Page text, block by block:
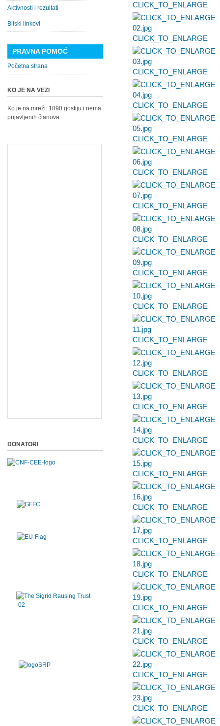
CLICK_TO_ENLARGE
CLICK_TO_ENLARGE
CLICK_TO_ENLARGE
CLICK_TO_ENLARGE
CLICK_TO_ENLARGE
CLICK_TO_ENLARGE
CLICK_TO_ENLARGE
CLICK_TO_ENLARGE
CLICK_TO_ENLARGE
CLICK_TO_ENLARGE
CLICK_TO_ENLARGE
CLICK_TO_ENLARGE
CLICK_TO_ENLARGE
CLICK_TO_ENLARGE
CLICK_TO_ENLARGE
CLICK_TO_ENLARGE
CLICK_TO_ENLARGE
CLICK_TO_ENLARGE
CLICK_TO_ENLARGE
CLICK_TO_ENLARGE
CLICK_TO_ENLARGE
CLICK_TO_ENLARGE
Aktivnosti i rezultati
Bliski linkovi
PRAVNA POMOĆ
Početna strana
KO JE NA VEZI
Ko je na mreži: 1890 gostiju i nema
prijavljenih članova
DONATORI